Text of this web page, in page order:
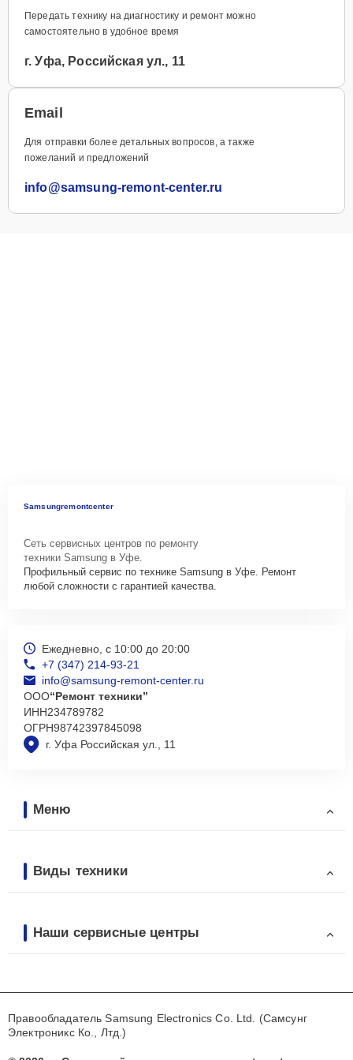
Передать технику на диагностику и ремонт можно
самостоятельно в удобное время
г. Уфа, Российская ул., 11
Email
Для отправки более детальных вопросов, а также
пожеланий и предложений
info@samsung-remont-center.ru
Samsungremontcenter
Сеть сервисных центров по ремонту
техники Samsung в Уфе.
Профильный сервис по технике Samsung в Уфе. Ремонт
любой сложности с гарантией качества.
г. Уфа Российская ул., 11
Ежедневно, с 10:00 до 20:00
+7 (347) 214-93-21
info@samsung-remont-center.ru
ООО“Ремонт техники”
ИНН234789782
ОГРН98742397845098
Меню
Виды техники
Наши сервисные центры
Правообладатель Samsung Electronics Co. Ltd. (Самсунг
Электроникс Ко., Лтд.)